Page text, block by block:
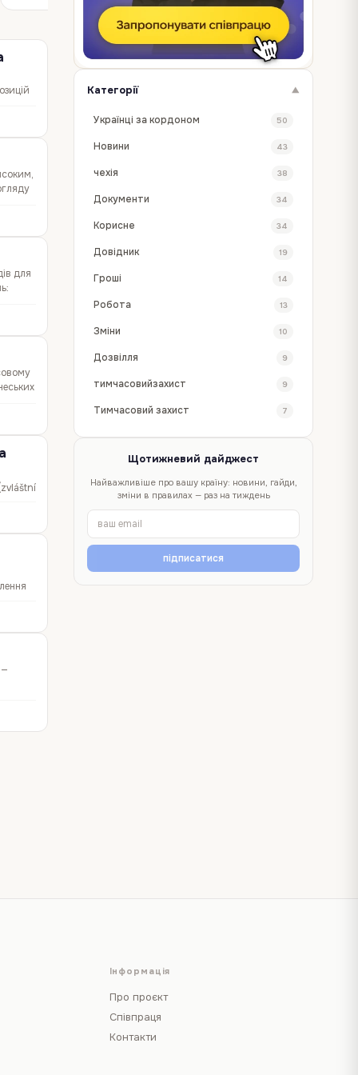
для
Категорії ▼
Українці за кордоном 50
Новини 43
чехія 38
Документи 34
Корисне 34
Довідник 19
Гроші 14
Робота 13
Зміни 10
Дозвілля 9
тимчасовийзахист 9
Тимчасовий захист 7
Щотижневий дайджест
Найважливіше про вашу країну: новини, гайди,
зміни в правилах — раз на тиждень
підписатися
Інформація
Про проєкт
Співпраця
Контакти